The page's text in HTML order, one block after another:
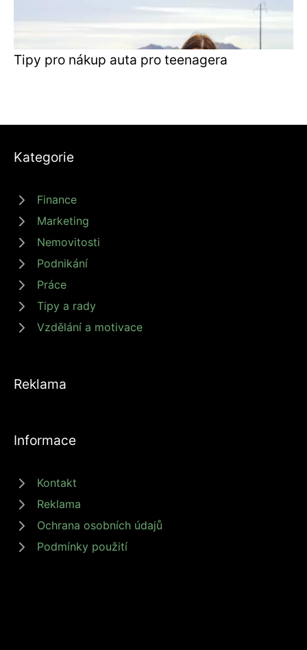
Tipy pro nákup auta pro teenagera
Kategorie
Finance
Marketing
Nemovitosti
Podnikání
Práce
Tipy a rady
Vzdělání a motivace
Reklama
Informace
Kontakt
Reklama
Ochrana osobních údajů
Podmínky použití